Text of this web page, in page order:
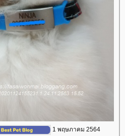
1 พฤษภาคม 2564